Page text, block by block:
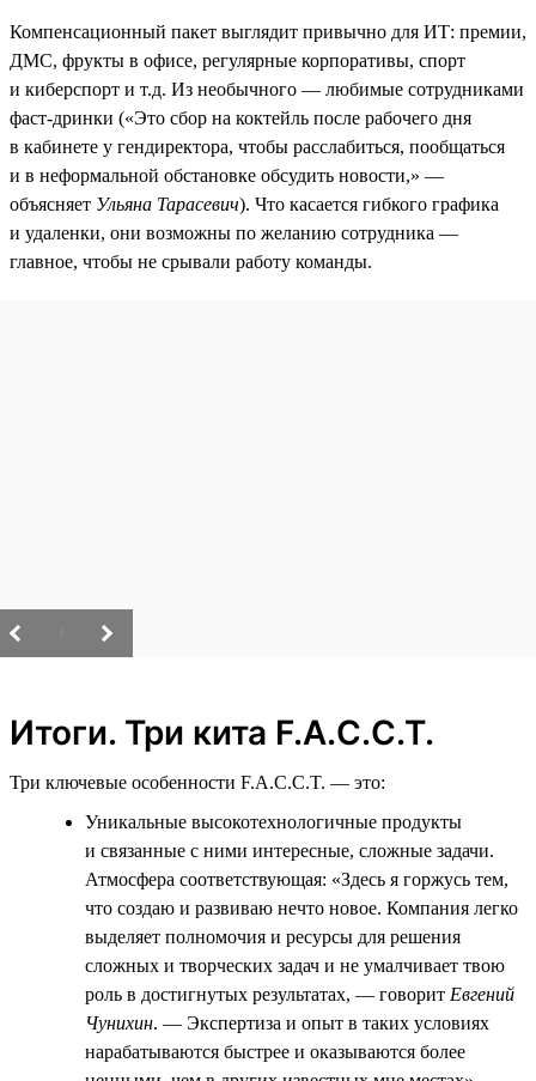
Компенсационный пакет выглядит привычно для ИТ: премии,
ДМС, фрукты в офисе, регулярные корпоративы, спорт
и киберспорт и т.д. Из необычного — любимые сотрудниками
фаст-дринки («Это сбор на коктейль после рабочего дня
в кабинете у гендиректора, чтобы расслабиться, пообщаться
и в неформальной обстановке обсудить новости,» —
объясняет Ульяна Тарасевич). Что касается гибкого графика
и удаленки, они возможны по желанию сотрудника —
главное, чтобы не срывали работу команды.
Итоги. Три кита F.A.C.C.T.
Три ключевые особенности F.A.C.C.T. — это:
Уникальные высокотехнологичные продукты
и связанные с ними интересные, сложные задачи.
Атмосфера соответствующая: «Здесь я горжусь тем,
что создаю и развиваю нечто новое. Компания легко
выделяет полномочия и ресурсы для решения
сложных и творческих задач и не умалчивает твою
роль в достигнутых результатах, — говорит Евгений
Чунихин. — Экспертиза и опыт в таких условиях
нарабатываются быстрее и оказываются более